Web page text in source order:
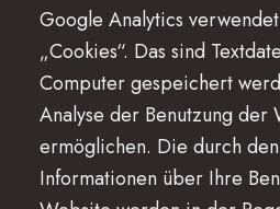
Google Analytics
„Cookies“. Das sind
Computer gespeichert
Analyse der Benutzung der
ermöglichen. Die durch
Informationen über Ihre